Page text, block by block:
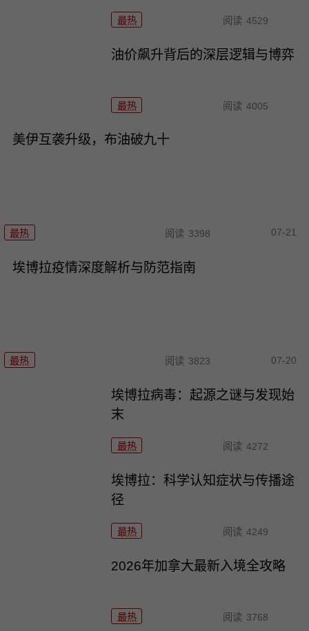
最热 阅读 4529
油价飙升背后的深层逻辑与博弈
最热 阅读 4005
美伊互袭升级，布油破九十
最热 阅读 3398 07-21
埃博拉疫情深度解析与防范指南
最热 阅读 3823 07-20
埃博拉病毒：起源之谜与发现始
末
最热 阅读 4272
埃博拉：科学认知症状与传播途
径
最热 阅读 4249
2026年加拿大最新入境全攻略
最热 阅读 3768